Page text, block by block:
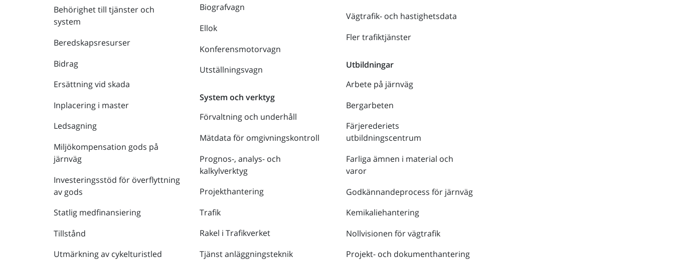
Behörighet till tjänster och
system
Beredskapsresurser
Bidrag
Ersättning vid skada
Inplacering i master
Ledsagning
Miljökompensation gods på
järnväg
Investeringsstöd för överflyttning
av gods
Statlig medfinansiering
Tillstånd
Utmärkning av cykelturistled
Biografvagn
Ellok
Konferensmotorvagn
Utställningsvagn
System och verktyg
Förvaltning och underhåll
Mätdata för omgivningskontroll
Prognos-, analys- och
kalkylverktyg
Projekthantering
Trafik
Rakel i Trafikverket
Tjänst anläggningsteknik
Vägtrafik- och hastighetsdata
Fler trafiktjänster
Utbildningar
Arbete på järnväg
Bergarbeten
Färjerederiets
utbildningscentrum
Farliga ämnen i material och
varor
Godkännandeprocess för järnväg
Kemikaliehantering
Nollvisionen för vägtrafik
Projekt- och dokumenthantering